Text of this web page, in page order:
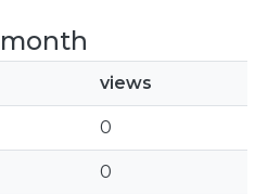
views
0
0